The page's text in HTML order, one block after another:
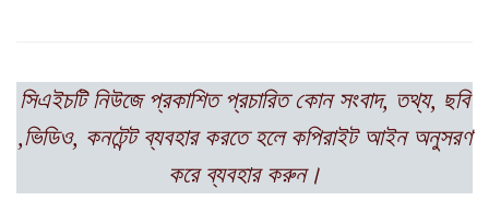
সিএইচটি নিউজে প্রকাশিত প্রচারিত কোন সংবাদ, তথ্য, ছবি
,ভিডিও, কনটেন্ট ব্যবহার করতে হলে কপিরাইট আইন অনুসরণ
করে ব্যবহার করুন।